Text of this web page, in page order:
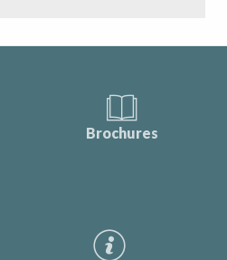
Brochures